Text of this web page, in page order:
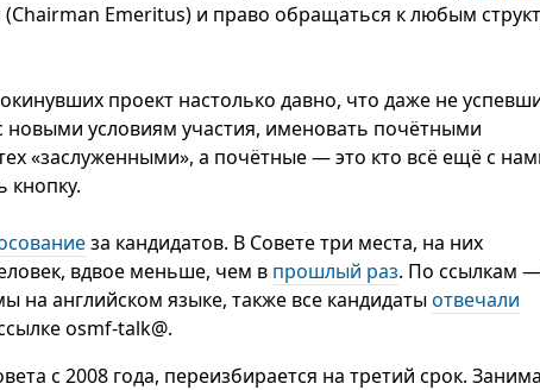
(Chairman Emeritus) и право обращаться к любым
проект настолько давно, что даже не
новыми условиям участия, именовать почётными
«заслуженными», а почётные — это кто всё ещё с
кнопку.
за кандидатов. В Совете три места, на них
вдвое меньше, чем в прошлый раз. По ссылкам
на английском языке, также все кандидатыотвечали
osmf-talk@.
с 2008 года, переизбирается на третий срок.